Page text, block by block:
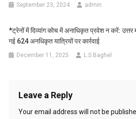
September 23, 2024 admin
*ट्रेनों में दिव्यांग कोच में अनाधिकृत प्रवेश न करें: उत्तर
गई 624 अनधिकृत यात्रियों पर कार्रवाई
December 11, 2025 L.S Baghel
Leave a Reply
Your email address will not be